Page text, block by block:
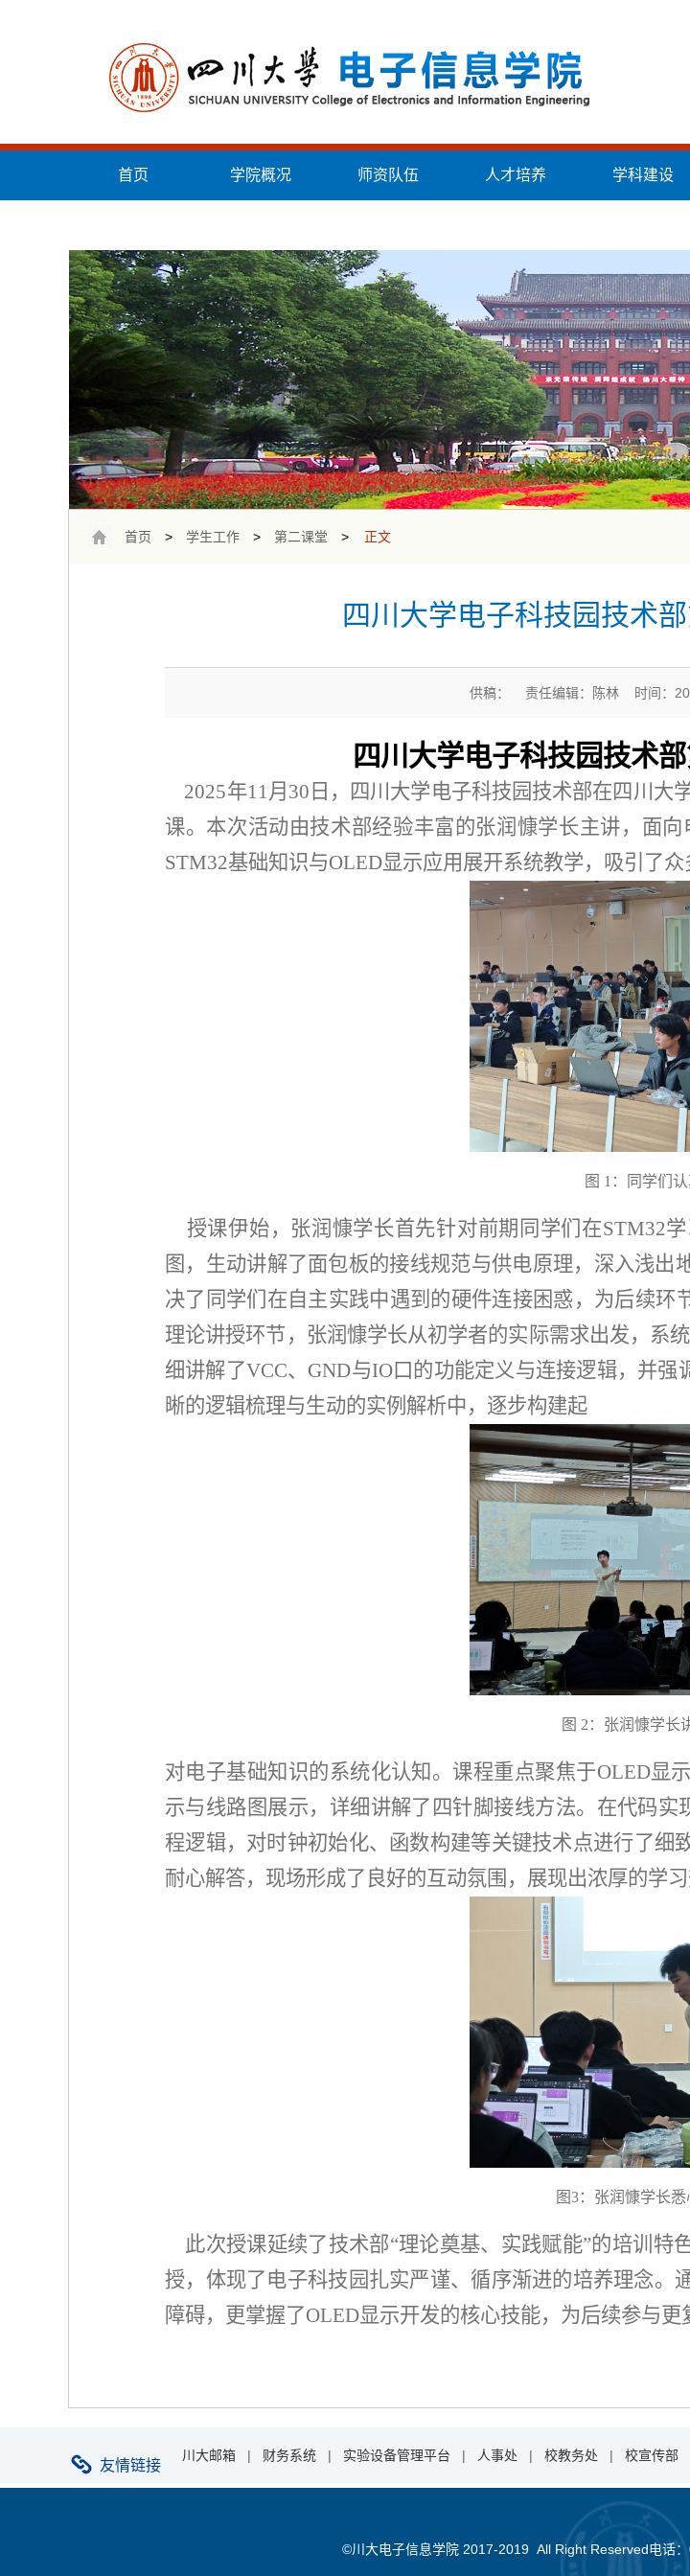
首页 学院概况 师资队伍 人才培养 学科建设
首页 > 学生工作 > 第二课堂 > 正文
四川大学电子科技园技术
供稿： 责任编辑：陈林 时间：
四川大学电子科技园技术
2025年11月30日，四川大学电子科技园技术部在四川大
课。 本次活动由技术部经验丰富的张润慷学长主讲， 面向
STM32基础知识与OLED显示应用展开系统教学，吸引了
图 1 ：同学们
授课伊始，张润慷学长首先针对前期同学们在STM32
图，生动讲解了面包板的接线规范与供电原理，深入浅
决了同学们在自主实践中遇到的硬件连接困惑，为后续环
理论讲授环节，张润慷学长从初学者的实际需求出发，系
细讲解了VCC、GND与IO口的功能定义与连接逻辑，并强
晰的逻辑梳理与生动的实例解析中，逐步构建起
图 2 ：张润慷学长
对电子基础知识的系统化认知。课程重点聚焦于OLED显
示与线路图展示，详细讲解了四针脚接线方法。在代码
程逻辑，对时钟初始化、 函数构建等关键技术点进行了细
耐心解答，现场形成了良好的互动氛围，展现出浓厚的学习
图3：张润慷学长
此次授课延续了技术部“理论奠基、实践赋能”的培训特
授，体现了电子科技园扎实严谨、循序渐进的培养理念。
障碍，更掌握了OLED显示开发的核心技能，为后续参与更
友情链接
川大邮箱 | 财务系统 | 实验设备管理平台 | 人事处 | 校教务处 | 校宣传部
©川大电子信息学院 2017-2019 All Right Reserved电话